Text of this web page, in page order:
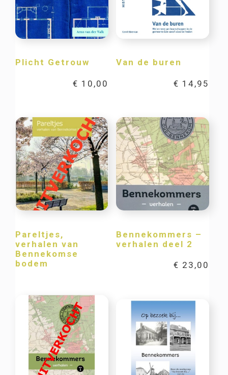
Plicht Getrouw
€ 10,00
Van de buren
€ 14,95
Pareltjes,
verhalen van
Bennekomse
bodem
Bennekommers –
verhalen deel 2
€ 23,00